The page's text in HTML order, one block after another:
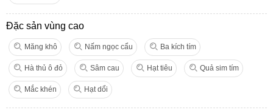
Đặc sản vùng cao
Măng khô Nấm ngọc cẩu Ba kích tím
Hà thủ ô đỏ Sâm cau Hạt tiêu Quả sim tím
Mắc khén Hạt dổi